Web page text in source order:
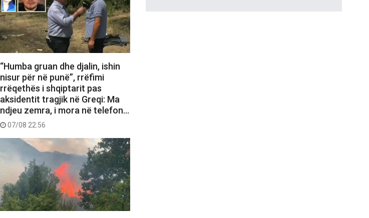
“Humba gruan dhe djalin, ishin
nisur për në punë”, rrëfimi
rrëqethës i shqiptarit pas
aksidentit tragjik në Greqi: Ma
ndjeu zemra, i mora në telefon…
07/08 22:56